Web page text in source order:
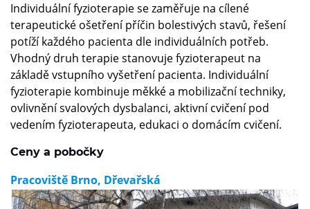
Individuální fyzioterapie se zaměřuje na cílené
terapeutické ošetření příčin bolestivých stavů, řešení
potíží každého pacienta dle individuálních potřeb.
Vhodný druh terapie stanovuje fyzioterapeut na
základě vstupního vyšetření pacienta. Individuální
fyzioterapie kombinuje měkké a mobilizační techniky,
ovlivnění svalových dysbalanci, aktivní cvičení pod
vedením fyzioterapeuta, edukaci o domácím cvičení.
Ceny a pobočky
Pracoviště Brno, Dřevařská